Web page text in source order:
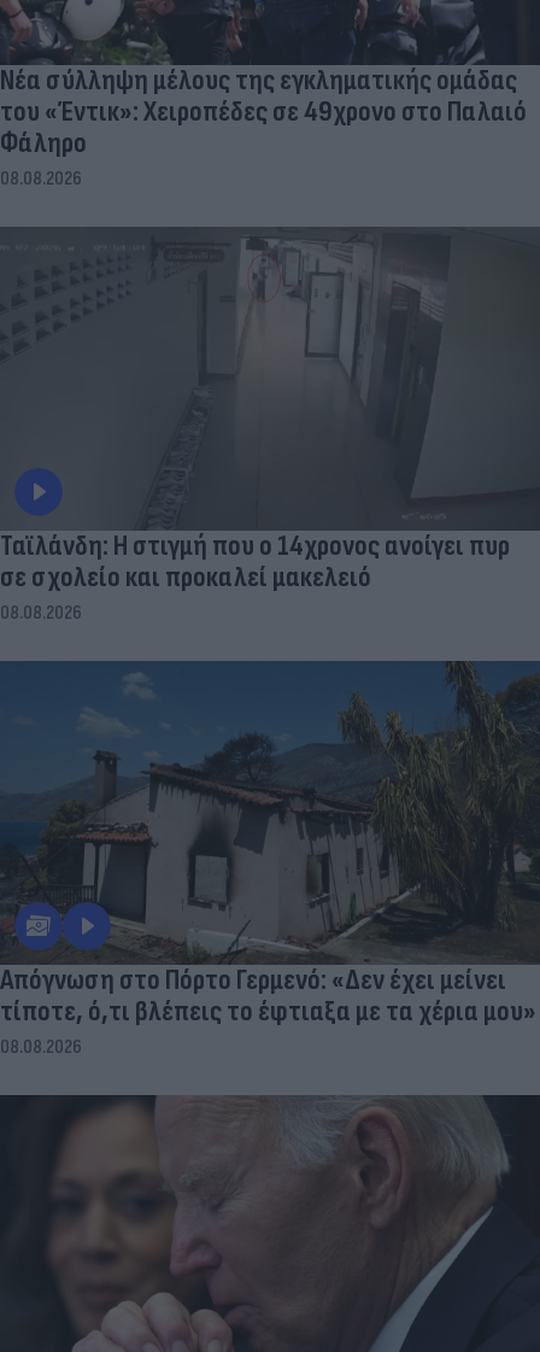
Νέα σύλληψη μέλους της εγκληματικής ομάδας
του «Έντικ»: Χειροπέδες σε 49χρονο στο Παλαιό
Φάληρο
08.08.2026
Ταϊλάνδη: Η στιγμή που ο 14χρονος ανοίγει πυρ
σε σχολείο και προκαλεί μακελειό
08.08.2026
Απόγνωση στο Πόρτο Γερμενό: «Δεν έχει μείνει
τίποτε, ό,τι βλέπεις το έφτιαξα με τα χέρια μου»
08.08.2026